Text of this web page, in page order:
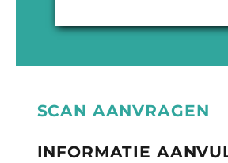
SCAN AANVRAGEN
INFORMATIE